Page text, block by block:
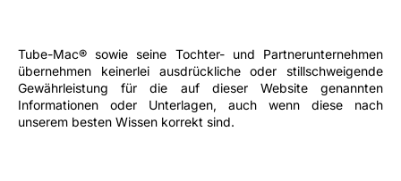
Tube-Mac® sowie seine Tochter- und Partnerunternehmen
übernehmen keinerlei ausdrückliche oder stillschweigende
Gewährleistung für die auf dieser Website genannten
Informationen oder Unterlagen, auch wenn diese nach
unserem besten Wissen korrekt sind.